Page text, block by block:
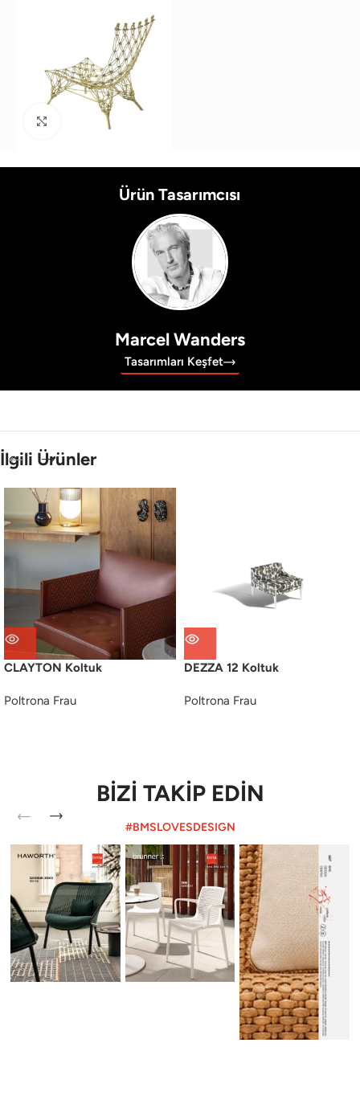
Büyütmek için tıklayın
Ürün Tasarımcısı
Marcel Wanders
Tasarımları Keşfet
İlgili Ürünler
CLAYTON Koltuk
Poltrona Frau
DEZZA 12 Koltuk
Poltrona Frau
BİZİ TAKİP EDİN
#BMSLOVESDESIGN